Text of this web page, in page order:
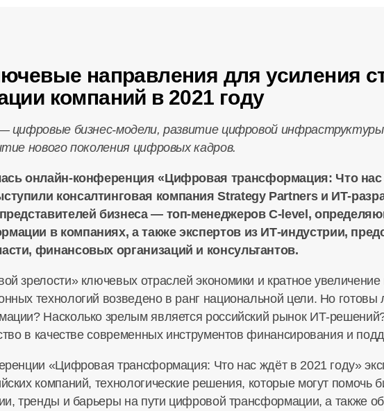
направления для усиления
компаний в 2021 году
цифровые бизнес-модели, развитие цифровой
нового поколения цифровых кадров.
онлайн-конференция «Цифровая трансформация: Что нас
консалтинговая компания Strategy Partners и ИТ-
бизнеса — топ-менеджеров С-level ,
в компаниях, а также экспертов из ИТ-индустрии,
финансовых организаций и консультантов.
зрелости» ключевых отраслей экономики и кратное
технологий возведено в ранг национальной цели. Но
Насколько зрелым является российский рынок ИТ-решений
в качестве современных инструментов финансирования и
«Цифровая трансформация: Что нас ждёт в 2021 году»
компаний, технологические решения, которые могут помочь
тренды и барьеры на пути цифровой трансформации, а также